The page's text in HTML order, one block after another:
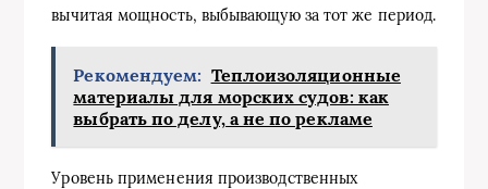
вычитая мощность, выбывающую за тот же период.
Рекомендуем: Теплоизоляционные
материалы для морских судов: как
выбрать по делу, а не по рекламе
Уровень применения производственных